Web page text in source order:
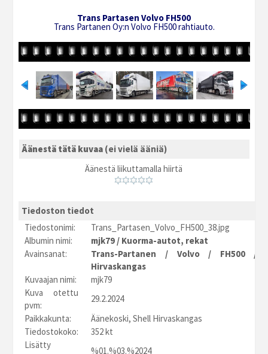
Trans Partasen Volvo FH500
Trans Partanen Oy:n Volvo FH500 rahtiauto.
Äänestä tätä kuvaa (ei vielä ääniä)
Äänestä liikuttamalla hiirtä
Tiedoston tiedot
Tiedostonimi:
Trans_Partasen_Volvo_FH500_38.jpg
Albumin nimi:
mjk79 / Kuorma-autot, rekat
Avainsanat:
Trans-Partanen / Volvo/ FH500/
Hirvaskangas
Kuvaajan nimi:
mjk79
Kuva otettu
pvm:
29.2.2024
Paikkakunta:
Äänekoski, Shell Hirvaskangas
Tiedostokoko:
352 kt
Lisätty
%01.%03.%2024